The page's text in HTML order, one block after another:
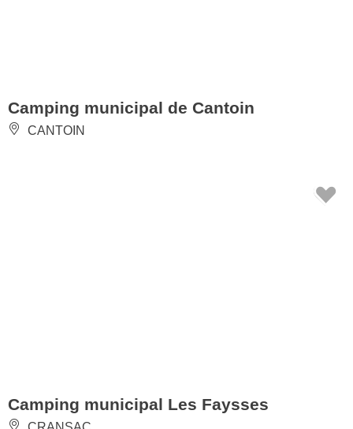
Camping municipal de Cantoin
CANTOIN
Camping municipal Les Faysses